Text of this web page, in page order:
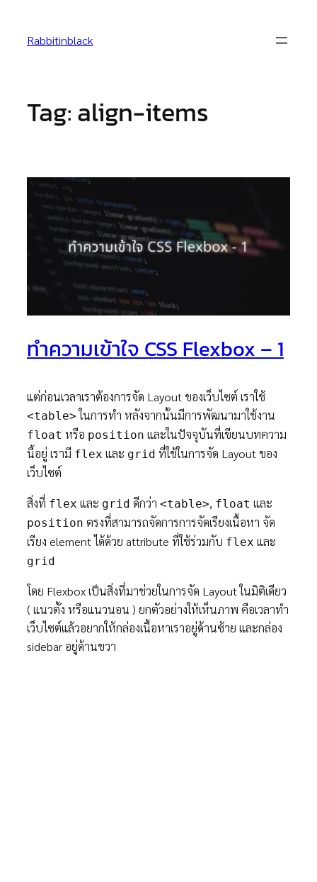
content
Rabbitinblack
Tag:align-items
ทำความเข้าใจ CSS Flexbox – 1
แต่ก่อนเวลาเราต้องการจัด Layout ของเว็บไซต์ เราใช้
<table>ในการทำ หลังจากนั้นมีการพัฒนามาใช้งาน
float หรือ position และในปัจจุบันที่เขียนบทความ
นี้อยู่ เรามี flex และ grid ที่ใช้ในการจัด Layout ของ
เว็บไซต์
สิ่งที่ flex และ grid ดีกว่า <table>, float และ
position ตรงที่สามารถจัดการการจัดเรียงเนื้อหา จัด
เรียง element ได้ด้วย attribute ที่ใช้ร่วมกับ flex และ
grid
โดย Flexbox เป็นสิ่งที่มาช่วยในการจัด Layout ในมิติเดียว
( แนวตั้ง หรือแนวนอน ) ยกตัวอย่างให้เห็นภาพ คือเวลาทำ
เว็บไซต์แล้วอยากให้กล่องเนื้อหาเราอยู่ด้านซ้าย และกล่อง
sidebar อยู่ด้านขวา